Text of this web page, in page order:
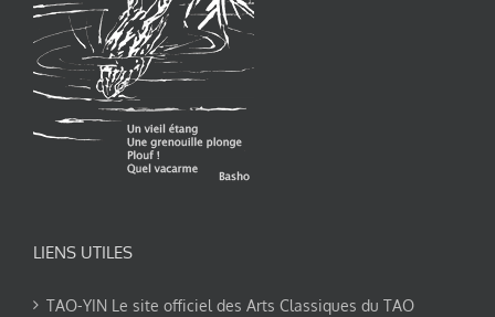
LIENS UTILES
TAO-YIN Le site officiel des Arts Classiques du TAO